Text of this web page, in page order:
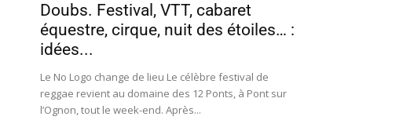
Doubs. Festival, VTT, cabaret
équestre, cirque, nuit des étoiles… :
idées...
Le No Logo change de lieu Le célèbre festival de
reggae revient au domaine des 12 Ponts, à Pont sur
l’Ognon, tout le week-end. Après...